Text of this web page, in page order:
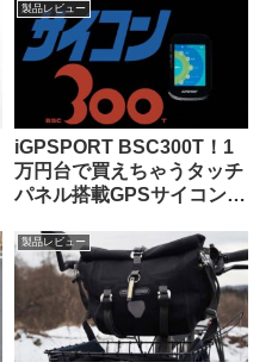
製品レビュー
iGPSPORT BSC300T！1
万円台で買えちゃうタッチ
パネル搭載GPSサイコンっ
製品レビュー